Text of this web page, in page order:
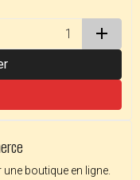
boutique en ligne.